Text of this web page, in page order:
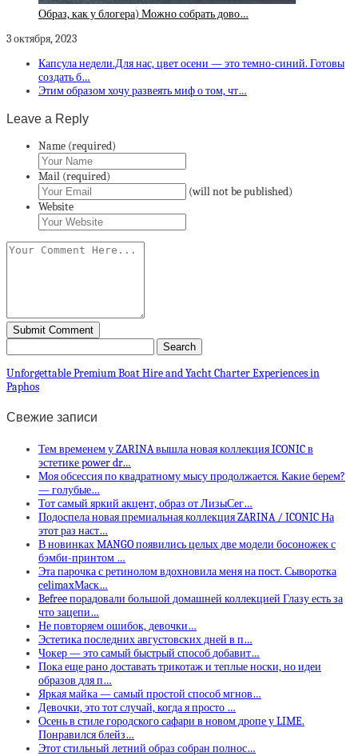
Образ, как у блогера) Можно собрать дово…
3 октября, 2023
Капсула недели.Для нас, цвет осени — это темно-синий. Готовы
создать б…
Этим образом хочу развеять миф о том, чт…
Leave a Reply
Name (required)
Mail (required)
(will not be published)
Website
Unforgettable Premium Boat Hire and Yacht Charter Experiences in
Paphos
Свежие записи
Тем временем у ZARINA вышла новая коллекция ICONIC в
эстетике power dr…
Моя обсессия по квадратному мысу продолжается. Какие берем?
— голубые…
Тот самый яркий акцент, образ от ЛизыСег…
Подоспела новая премиальная коллекция ZARINA / ICONIC На
этот раз наст…
В новинках MANGO появились целых две модели босоножек с
бэмби-принтом …
Эта парочка с ретинолом вдохновила меня на пост. Сыворотка
celimaxМаск…
Befree порадовали большой домашней коллекцией Глазу есть за
что зацепи…
Не повторяем ошибок, девочки…
Эстетика последних августовских дней в п…
Чокер — это самый быстрый способ добавит…
Пока еще рано доставать трикотаж и теплые носки, но идеи
образов для п…
Яркая майка — самый простой способ мгнов…
Девочки, это тот случай, когда я просто …
Осень в стиле городского сафари в новом дропе у LIME.
Понравился блейз…
Этот стильный летний образ собран полнос…